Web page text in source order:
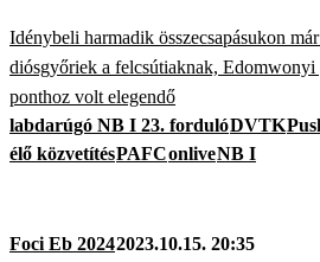
Idénybeli harmadik összecsapásukon
diósgyőriek a felcsútiaknak, Edomwonyi
ponthoz volt elegendő
labdarúgó NB I 23. fordulóDVTK
élő közvetítésPAFConliveNB I
Foci Eb 20242023.10.15. 20:35